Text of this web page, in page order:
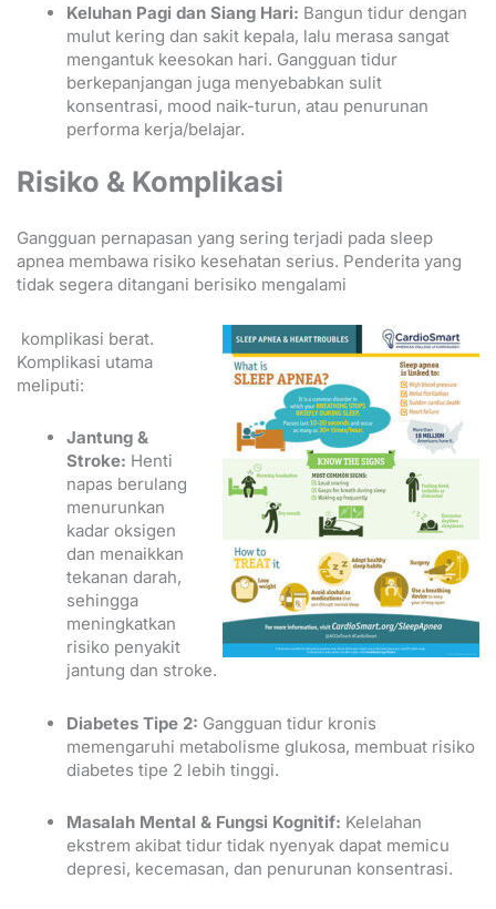
Keluhan Pagi dan Siang Hari: Bangun tidur dengan
mulut kering dan sakit kepala, lalu merasa sangat
mengantuk keesokan hari. Gangguan tidur
berkepanjangan juga menyebabkan sulit
konsentrasi, mood naik-turun, atau penurunan
performa kerja/belajar.
Risiko & Komplikasi
Gangguan pernapasan yang sering terjadi pada sleep
apnea membawa risiko kesehatan serius. Penderita yang
tidak segera ditangani berisiko mengalami
komplikasi berat.
Komplikasi utama
meliputi:
Jantung &
Stroke: Henti
napas berulang
menurunkan
kadar oksigen
dan menaikkan
tekanan darah,
sehingga
meningkatkan
risiko penyakit
jantung dan stroke.
Diabetes Tipe 2: Gangguan tidur kronis
memengaruhi metabolisme glukosa, membuat risiko
diabetes tipe 2 lebih tinggi.
Masalah Mental & Fungsi Kognitif: Kelelahan
ekstrem akibat tidur tidak nyenyak dapat memicu
depresi, kecemasan, dan penurunan konsentrasi.